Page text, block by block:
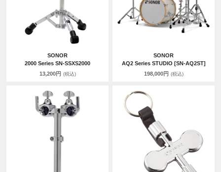
SONOR
2000 Series SN-SSXS2000
13,200円 (税込)
SONOR
AQ2 Series STUDIO [SN-AQ2ST]
198,000円 (税込)